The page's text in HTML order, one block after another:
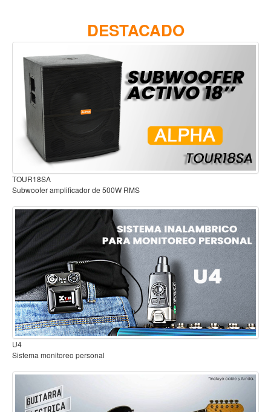
Viento
Acordeón y concertinas
Armonica
Clarinete
Cornetas y cornos
Flauta y pitos
Saxofon
Trompeta
Tuba
Otros instrumentos de viento
Cañuelas
Mantenimiento y cuidado
Fajas y soportes
Fundas y estuches
Percusión
Panderos
DESTACADO
Audífonos para estudio
B2
Sistema inalambrico para guitarra o bajo